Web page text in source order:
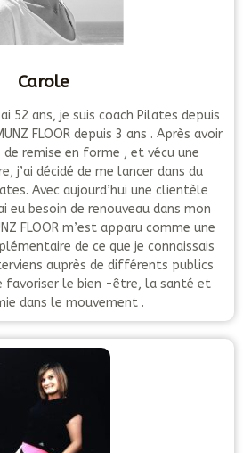
Carole
52 ans, je suis coach Pilates depuis
FLOOR depuis 3 ans . Après avoir
remise en forme , et vécu une
j’ai décidé de me lancer dans du
Avec aujourd’hui une clientèle
eu besoin de renouveau dans mon
FLOOR m’est apparu comme une
de ce que je connaissais
auprès de différents publics
favoriser le bien -être, la santé et
dans le mouvement .